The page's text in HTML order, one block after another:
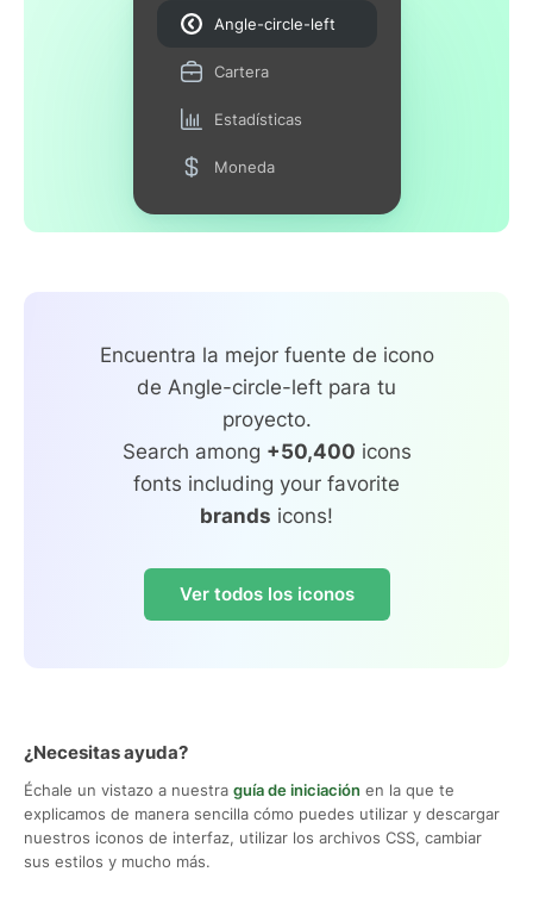
Angle-circle-left
Cartera
Estadísticas
Moneda
Encuentra la mejor fuente de icono
de Angle-circle-left para tu
proyecto.
Search among +50,400 icons
fonts including your favorite
brands icons!
Ver todos los iconos
¿Necesitas ayuda?
Échale un vistazo a nuestra guía de iniciación en la que te
explicamos de manera sencilla cómo puedes utilizar y descargar
nuestros iconos de interfaz, utilizar los archivos CSS, cambiar
sus estilos y mucho más.